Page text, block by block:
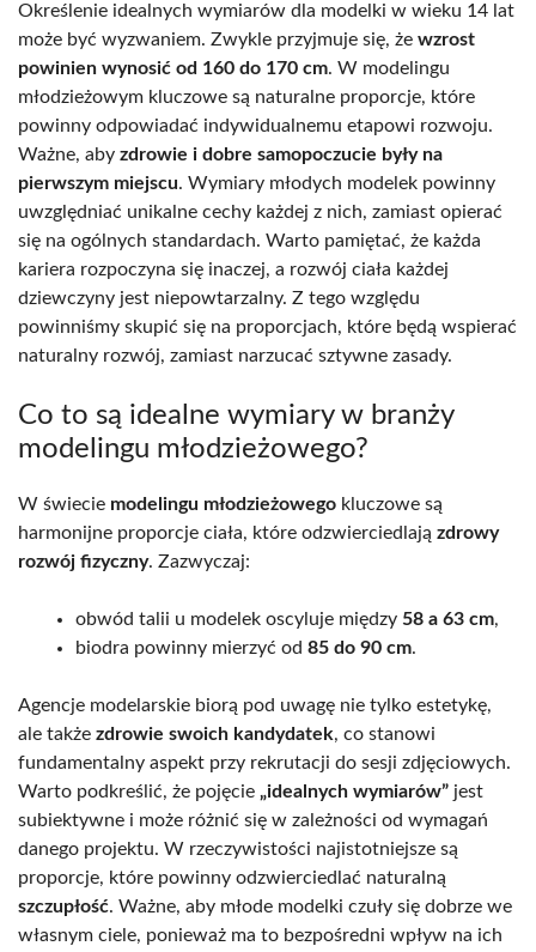
Określenie idealnych wymiarów dla modelki w wieku 14 lat
może być wyzwaniem. Zwykle przyjmuje się, że wzrost
powinien wynosić od 160 do 170 cm. W modelingu
młodzieżowym kluczowe są naturalne proporcje, które
powinny odpowiadać indywidualnemu etapowi rozwoju.
Ważne, aby zdrowie i dobre samopoczucie były na
pierwszym miejscu. Wymiary młodych modelek powinny
uwzględniać unikalne cechy każdej z nich, zamiast opierać
się na ogólnych standardach. Warto pamiętać, że każda
kariera rozpoczyna się inaczej, a rozwój ciała każdej
dziewczyny jest niepowtarzalny. Z tego względu
powinniśmy skupić się na proporcjach, które będą wspierać
naturalny rozwój, zamiast narzucać sztywne zasady.
Co to są idealne wymiary w branży
modelingu młodzieżowego?
W świecie modelingu młodzieżowego kluczowe są
harmonijne proporcje ciała, które odzwierciedlają zdrowy
rozwój fizyczny. Zazwyczaj:
obwód talii u modelek oscyluje między 58 a 63 cm,
biodra powinny mierzyć od 85 do 90 cm.
Agencje modelarskie biorą pod uwagę nie tylko estetykę,
ale także zdrowie swoich kandydatek, co stanowi
fundamentalny aspekt przy rekrutacji do sesji zdjęciowych.
Warto podkreślić, że pojęcie „idealnych wymiarów” jest
subiektywne i może różnić się w zależności od wymagań
danego projektu. W rzeczywistości najistotniejsze są
proporcje, które powinny odzwierciedlać naturalną
szczupłość. Ważne, aby młode modelki czuły się dobrze we
własnym ciele, ponieważ ma to bezpośredni wpływ na ich